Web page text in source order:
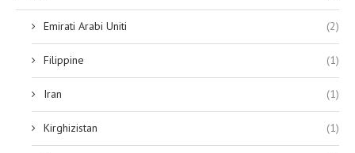
Emirati Arabi Uniti (2)
Filippine (1)
Iran (1)
Kirghizistan (1)